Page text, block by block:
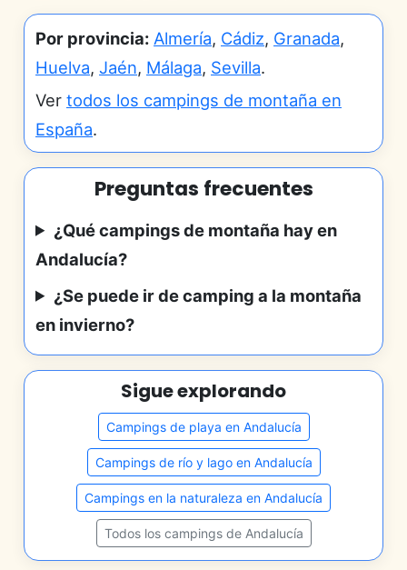
Por provincia: Almería, Cádiz, Granada,
Huelva, Jaén, Málaga, Sevilla.
Ver todos los campings de montaña en
España.
Preguntas frecuentes
¿Qué campings de montaña hay en
Andalucía?
¿Se puede ir de camping a la montaña
en invierno?
Sigue explorando
Campings de playa en Andalucía
Campings de río y lago en Andalucía
Campings en la naturaleza en Andalucía
Todos los campings de Andalucía